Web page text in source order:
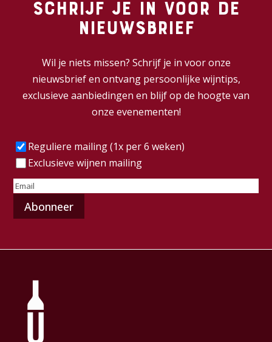
Schrijf je in voor de
nieuwsbrief
Wil je niets missen? Schrijf je in voor onze
nieuwsbrief en ontvang persoonlijke wijntips,
exclusieve aanbiedingen en blijf op de hoogte van
onze evenementen!
Frequentie(Vereist)
Reguliere mailing (1x per 6 weken)
Exclusieve wijnen mailing
E-
mailadres